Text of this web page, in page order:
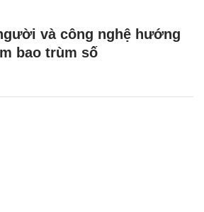
và công nghệ hướng
bao trùm số